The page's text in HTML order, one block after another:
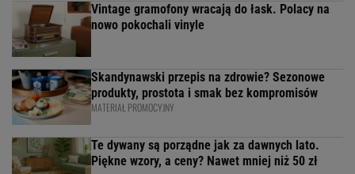
Vintage gramofony wracają do łask. Polacy na
nowo pokochali vinyle
Skandynawski przepis na zdrowie? Sezonowe
produkty, prostota i smak bez kompromisów
MATERIAŁ PROMOCYJNY
Te dywany są porządne jak za dawnych lato.
Piękne wzory, a ceny? Nawet mniej niż 50 zł